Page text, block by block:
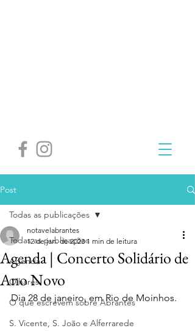
Post
Todas as publicações
Agenda
Olhares
O que escrevem sobre Abrantes
S. Vicente, S. João e Alferrarede
Todas as publicações
Agenda | Concerto Solidário de
Ano Novo
notavelabrantes
12 de jan. de 2023 1 min de leitura
Dia 28 de janeiro, em Rio de Moinhos.